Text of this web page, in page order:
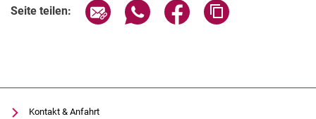
Seite teilen: Seite über E-Mail teilen
Seite über WhatsApp teilen
Seite über Facebook
Kontakt & Anfahrt